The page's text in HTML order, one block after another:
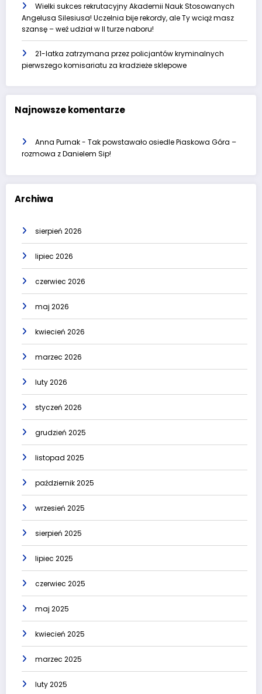
Wielki sukces rekrutacyjny Akademii Nauk Stosowanych
Angelusa Silesiusa! Uczelnia bije rekordy, ale Ty wciąż masz
szansę – weź udział w II turze naboru!
21-latka zatrzymana przez policjantów kryminalnych
pierwszego komisariatu za kradzieże sklepowe
Najnowsze komentarze
Anna Purnak- Tak powstawało osiedle Piaskowa Góra –
rozmowa z Danielem Sip!
Archiwa
sierpień 2026
lipiec 2026
czerwiec 2026
maj 2026
kwiecień 2026
marzec 2026
luty 2026
styczeń 2026
grudzień 2025
listopad 2025
październik 2025
wrzesień 2025
sierpień 2025
lipiec 2025
czerwiec 2025
maj 2025
kwiecień 2025
marzec 2025
luty 2025